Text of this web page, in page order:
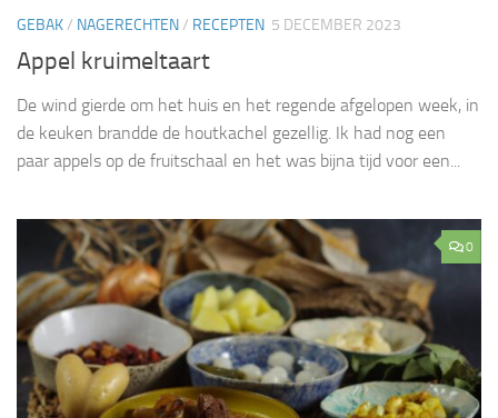
GEBAK/ NAGERECHTEN/ RECEPTEN 5 DECEMBER 2023
Appel kruimeltaart
De wind gierde om het huis en het regende afgelopen week, in
de keuken brandde de houtkachel gezellig. Ik had nog een
paar appels op de fruitschaal en het was bijna tijd voor een...
0